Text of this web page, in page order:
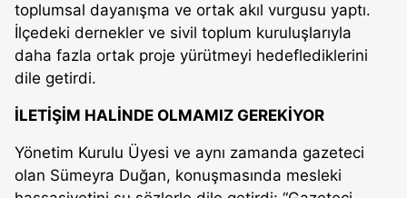
toplumsal dayanışma ve ortak akıl vurgusu yaptı.
İlçedeki dernekler ve sivil toplum kuruluşlarıyla
daha fazla ortak proje yürütmeyi hedeflediklerini
dile getirdi.
İLETİŞİM HALİNDE OLMAMIZ GEREKİYOR
Yönetim Kurulu Üyesi ve aynı zamanda gazeteci
olan Sümeyra Duğan, konuşmasında mesleki